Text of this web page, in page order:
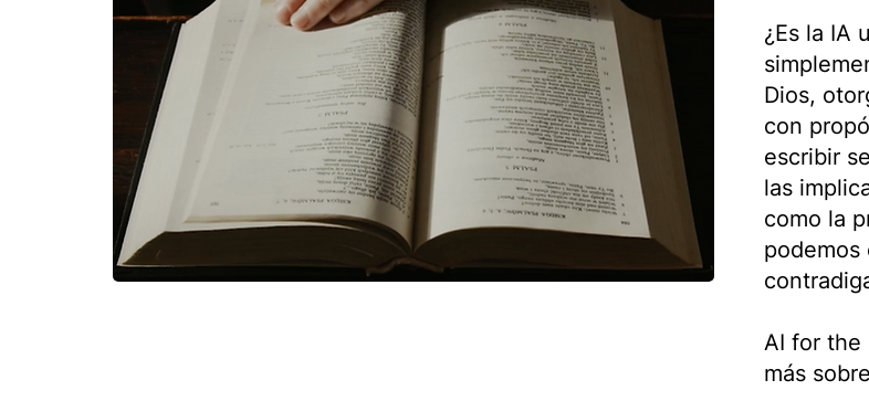
¿Es la IA
Dios,
con
escribir
las
como la
podemos
AI for the
más